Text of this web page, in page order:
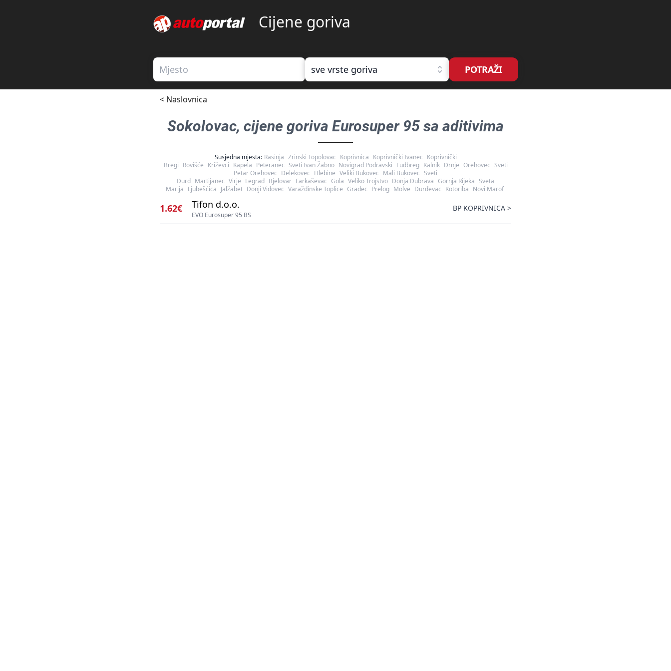
Cijene goriva
sve vrste goriva POTRAŽI
< Naslovnica
Sokolovac, cijene goriva Eurosuper 95 sa aditivima
Susjedna mjesta: Rasinja Zrinski Topolovac Koprivnica Koprivnički Ivanec Koprivnički
Bregi Rovišće Križevci Kapela Peteranec Sveti Ivan Žabno Novigrad Podravski Ludbreg Kalnik Drnje Orehovec Sveti
Petar Orehovec Đelekovec Hlebine Veliki Bukovec Mali Bukovec Sveti
Đurđ Martijanec Virje Legrad Bjelovar Farkaševac Gola Veliko Trojstvo Donja Dubrava Gornja Rijeka Sveta
Marija Ljubešćica Jalžabet Donji Vidovec Varaždinske Toplice Gradec Prelog Molve Đurđevac Kotoriba Novi Marof
1.62€ Tifon d.o.o.
EVO Eurosuper 95 BS
BP KOPRIVNICA >